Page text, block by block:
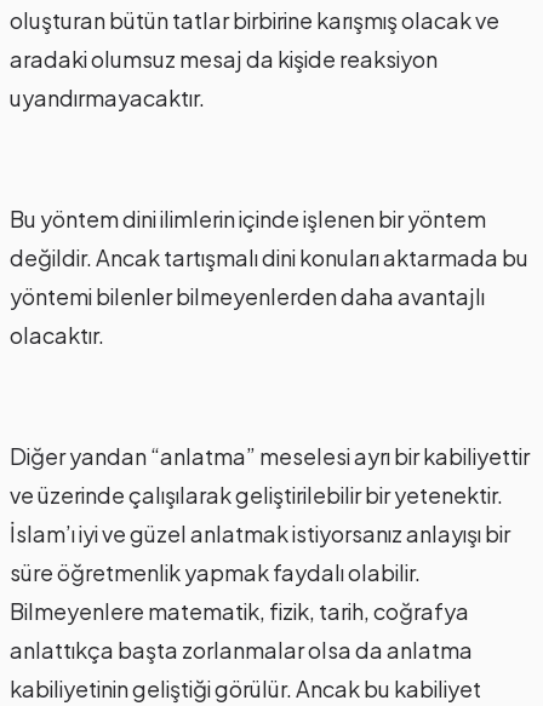
oluşturan bütün tatlar birbirine karışmış olacak ve
aradaki olumsuz mesaj da kişide reaksiyon
uyandırmayacaktır.
Bu yöntem dini ilimlerin içinde işlenen bir yöntem
değildir. Ancak tartışmalı dini konuları aktarmada bu
yöntemi bilenler bilmeyenlerden daha avantajlı
olacaktır.
Diğer yandan “anlatma” meselesi ayrı bir kabiliyettir
ve üzerinde çalışılarak geliştirilebilir bir yetenektir.
İslam’ı iyi ve güzel anlatmak istiyorsanız anlayışı bir
süre öğretmenlik yapmak faydalı olabilir.
Bilmeyenlere matematik, fizik, tarih, coğrafya
anlattıkça başta zorlanmalar olsa da anlatma
kabiliyetinin geliştiği görülür. Ancak bu kabiliyet